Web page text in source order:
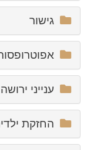
גישור
ענייני ירושה
החזקת